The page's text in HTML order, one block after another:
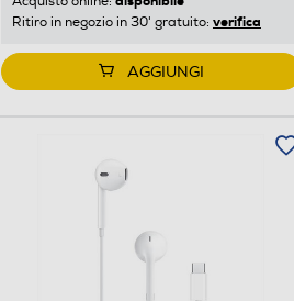
Ritiro in negozio in 30' gratuito: verifica
AGGIUNGI